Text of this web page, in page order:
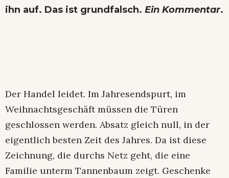
ihn auf. Das ist grundfalsch. Ein Kommentar.
Der Handel leidet. Im Jahresendspurt, im
Weihnachtsgeschäft müssen die Türen
geschlossen werden. Absatz gleich null, in der
eigentlich besten Zeit des Jahres. Da ist diese
Zeichnung, die durchs Netz geht, die eine
Familie unterm Tannenbaum zeigt. Geschenke